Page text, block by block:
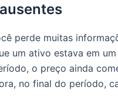
perde muitas
um ativo estava em
o preço ainda
no final do período,